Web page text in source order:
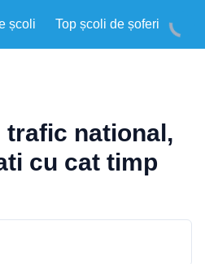
școli Top școli de șoferi
trafic national,
cu cat timp